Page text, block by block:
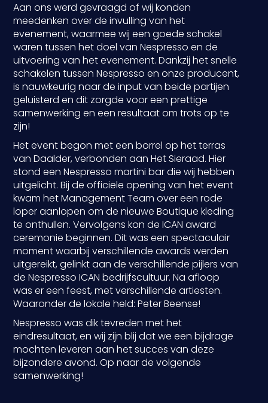
Aan ons werd gevraagd of wij konden
meedenken over de invulling van het
evenement, waarmee wij een goede schakel
waren tussen het doel van Nespresso en de
uitvoering van het evenement. Dankzij het snelle
schakelen tussen Nespresso en onze producent,
is nauwkeurig naar de input van beide partijen
geluisterd en dit zorgde voor een prettige
samenwerking en een resultaat om trots op te
zijn!
Het event begon met een borrel op het terras
van Daalder, verbonden aan Het Sieraad. Hier
stond een Nespresso martini bar die wij hebben
uitgelicht. Bij de officiële opening van het event
kwam het Management Team over een rode
loper aanlopen om de nieuwe Boutique kleding
te onthullen. Vervolgens kon de ICAN award
ceremonie beginnen. Dit was een spectaculair
moment waarbij verschillende awards werden
uitgereikt, gelinkt aan de verschillende pijlers van
de Nespresso ICAN bedrijfscultuur. Na afloop
was er een feest, met verschillende artiesten.
Waaronder de lokale held: Peter Beense!
Nespresso was dik tevreden met het
eindresultaat, en wij zijn blij dat we een bijdrage
mochten leveren aan het succes van deze
bijzondere avond. Op naar de volgende
samenwerking!